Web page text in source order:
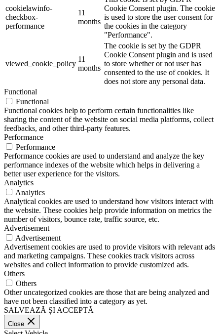
cookielawinfo-
checkbox-
performance
11
months
Cookie Consent plugin. The cookie
is used to store the user consent for
the cookies in the category
"Performance".
viewed_cookie_policy
11
months
The cookie is set by the GDPR
Cookie Consent plugin and is used
to store whether or not user has
consented to the use of cookies. It
does not store any personal data.
Functional
Functional
Functional cookies help to perform certain functionalities like
sharing the content of the website on social media platforms, collect
feedbacks, and other third-party features.
Performance
Performance
Performance cookies are used to understand and analyze the key
performance indexes of the website which helps in delivering a
better user experience for the visitors.
Analytics
Analytics
Analytical cookies are used to understand how visitors interact with
the website. These cookies help provide information on metrics the
number of visitors, bounce rate, traffic source, etc.
Advertisement
Advertisement
Advertisement cookies are used to provide visitors with relevant ads
and marketing campaigns. These cookies track visitors across
websites and collect information to provide customized ads.
Others
Others
Other uncategorized cookies are those that are being analyzed and
have not been classified into a category as yet.
SALVEAZĂ ȘI ACCEPTĂ
Close